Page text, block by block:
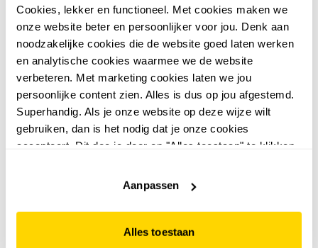
Cookies, lekker en functioneel. Met cookies maken we
onze website beter en persoonlijker voor jou. Denk aan
noodzakelijke cookies die de website goed laten werken
en analytische cookies waarmee we de website
verbeteren. Met marketing cookies laten we jou
persoonlijke content zien. Alles is dus op jou afgestemd.
Superhandig. Als je onze website op deze wijze wilt
gebruiken, dan is het nodig dat je onze cookies
accepteert. Dit doe je door op "Alles toestaan" te klikken.
website niet optimaal functioneert.
Aanpassen
Alles toestaan